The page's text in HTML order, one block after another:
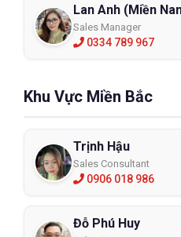
Mũ trùm đầu chịu nhiệt
Lan Anh (Miền
Sales Manager
0334 789 967
Khu Vực Miền Bắc
Trịnh Hậu
Sales Consultant
0906 018 986
Đỗ Phú Huy